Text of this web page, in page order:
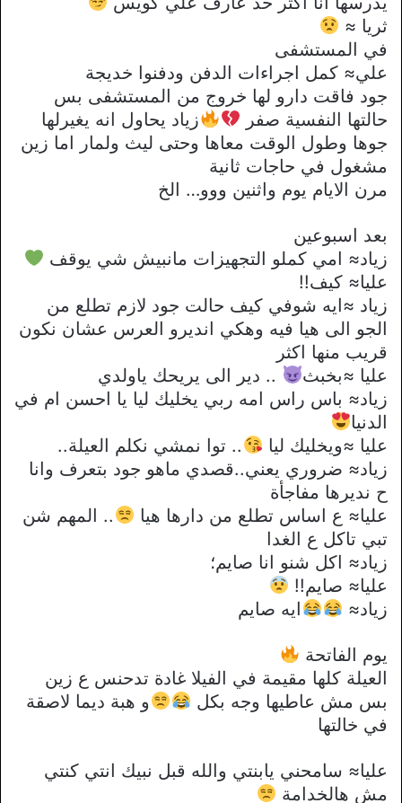
ثريا ≈
في المستشفى
علي≈ كمل اجراءات الدفن ودفنوا خديجة
جود فاقت دارو لها خروج من المستشفى بس
حالتها النفسية صفر
زياد يحاول انه يغيرلها
جوها وطول الوقت معاها وحتى ليث ولمار اما زين
مشغول في حاجات ثانية
مرن الايام يوم واثنين ووو… الخ
بعد اسبوعين
زياد≈ امي كملو التجهيزات مانبيش شي يوقف
عليا≈ كيف!!
زياد ≈ايه شوفي كيف حالت جود لازم تطلع من
الجو الى هيا فيه وهكي انديرو العرس عشان نكون
قريب منها اكثر
عليا ≈بخبث
.. دير الى يريحك ياولدي
زياد≈ باس راس امه ربي يخليك ليا يا احسن ام في
الدنيا
عليا ≈ويخليك ليا
.. توا نمشي نكلم العيلة..
زياد≈ ضروري يعني..قصدي ماهو جود بتعرف وانا
ح نديرها مفاجأة
عليا≈ ع اساس تطلع من دارها هيا
.. المهم شن
تبي تاكل ع الغدا
زياد≈ اكل شنو انا صايم؛
عليا≈ صايم!!
زياد≈
ايه صايم
يوم الفاتحة
العيلة كلها مقيمة في الفيلا غادة تدحنس ع زين
بس مش عاطيها وجه بكل
و هبة ديما لاصقة
في خالتها
عليا≈ سامحني يابنتي والله قبل نبيك انتي كنتي
مش هالخدامة